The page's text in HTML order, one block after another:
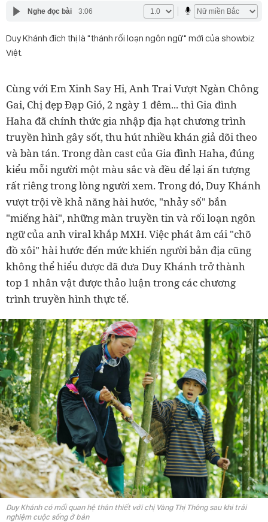
Nghe đọc bài 3:06
Duy Khánh đích thị là "thánh rối loạn ngôn ngữ" mới của showbiz
Việt.
Cùng với Em Xinh Say Hi, Anh Trai Vượt Ngàn Chông
Gai, Chị đẹp Đạp Gió, 2 ngày 1 đêm... thì Gia đình
Haha đã chính thức gia nhập địa hạt chương trình
truyền hình gây sốt, thu hút nhiều khán giả dõi theo
và bàn tán. Trong dàn cast của Gia đình Haha, đúng
kiểu mỗi người một màu sắc và đều để lại ấn tượng
rất riêng trong lòng người xem. Trong đó, Duy Khánh
vượt trội về khả năng hài hước, "nhảy số" bắn
"miếng hài", những màn truyền tin và rối loạn ngôn
ngữ của anh viral khắp MXH. Việc phát âm cái "chõ
đồ xôi" hài hước đến mức khiến người bản địa cũng
không thể hiểu được đã đưa Duy Khánh trở thành
top 1 nhân vật được thảo luận trong các chương
trình truyền hình thực tế.
Duy Khánh có mối quan hệ thân thiết với chị Vàng Thị Thông sau khi trải
nghiệm cuộc sống ở bản